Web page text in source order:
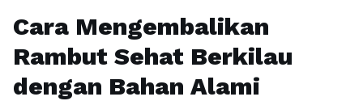
Cara Mengembalikan
Rambut Sehat Berkilau
dengan Bahan Alami